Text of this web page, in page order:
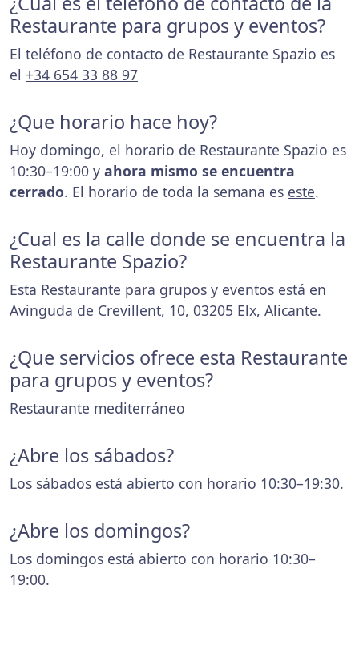
Restaurante para grupos y eventos?
El teléfono de contacto de Restaurante Spazio es
el +34 654 33 88 97
¿Que horario hace hoy?
Hoy domingo, el horario de Restaurante Spazio es
10:30–19:00 y ahora mismo se encuentra
cerrado. El horario de toda la semana es este.
¿Cual es la calle donde se encuentra la
Restaurante Spazio?
Esta Restaurante para grupos y eventos está en
Avinguda de Crevillent, 10, 03205 Elx, Alicante.
¿Que servicios ofrece esta Restaurante
para grupos y eventos?
Restaurante mediterráneo
¿Abre los sábados?
Los sábados está abierto con horario 10:30–19:30.
¿Abre los domingos?
Los domingos está abierto con horario 10:30–
19:00.